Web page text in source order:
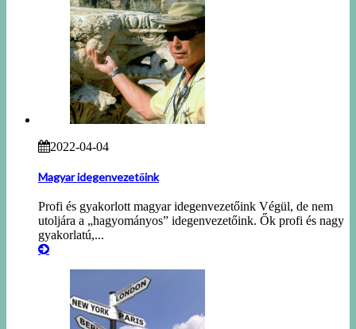
2022-04-04
Magyar idegenvezetőink
Profi és gyakorlott magyar idegenvezetőink Végül, de nem
utoljára a „hagyományos” idegenvezetőink. Ők profi és nagy
gyakorlatú,...